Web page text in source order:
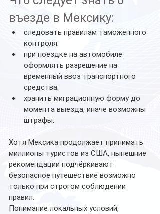
въезде в Мексику:
следовать правилам таможенного
контроля;
при поездке на автомобиле
оформлять разрешение на
временный ввоз транспортного
средства;
хранить миграционную форму до
момента выезда, иначе возможны
штрафы.
Хотя Мексика продолжает принимать
миллионы туристов из США, нынешние
рекомендации подчёркивают:
безопасное путешествие возможно
только при строгом соблюдении
правил.
Понимание локальных условий,